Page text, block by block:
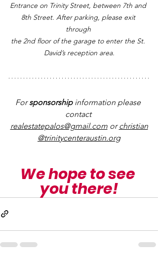
Entrance on Trinity Street, between 7th and
8th Street. After parking, please exit
through
the 2nd floor of the garage to enter the St.
David’s reception area.
For sponsorship information please
contact
realestatepalos@gmail.com or christian
@trinitycenteraustin.org
We hope to see
you there!